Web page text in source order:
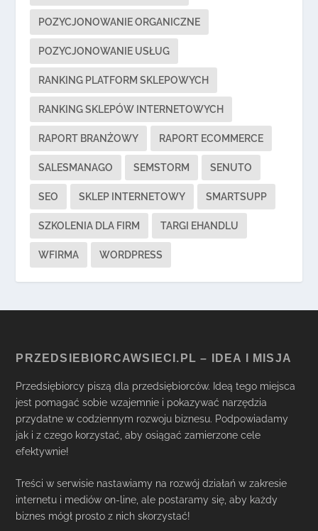
POZYCJONOWANIE ORGANICZNE
POZYCJONOWANIE USŁUG
RANKING PLATFORM SKLEPOWYCH
RANKING SKLEPÓW INTERNETOWYCH
RAPORT BRANŻOWY RAPORT ECOMMERCE
SALESMANAGO SEMSTORM SENUTO
SEO SKLEP INTERNETOWY SMARTSUPP
SZKOLENIA DLA FIRM TARGI EHANDLU
WFIRMA WORDPRESS
PRZEDSIEBIORCAWSIECI.PL – IDEA I MISJA
Przedsiębiorcy piszą dla przedsiębiorców. Ideą tego miejsca
jest pomagać sobie wzajemnie i pokazywać narzędzia
przydatne w codziennym rozwoju biznesu. Podpowiadamy
jak i z czego korzystać, aby osiągać zamierzone cele
efektywnie!
Treści w serwisie nastawiamy na rozwój działań w zakresie
internetu i mediów on-line, ale postaramy się, aby każdy
biznes mógł prosto z nich skorzystać!